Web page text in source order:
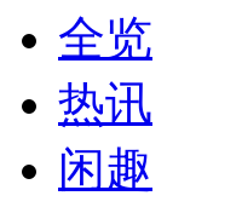
全览
热讯
闲趣